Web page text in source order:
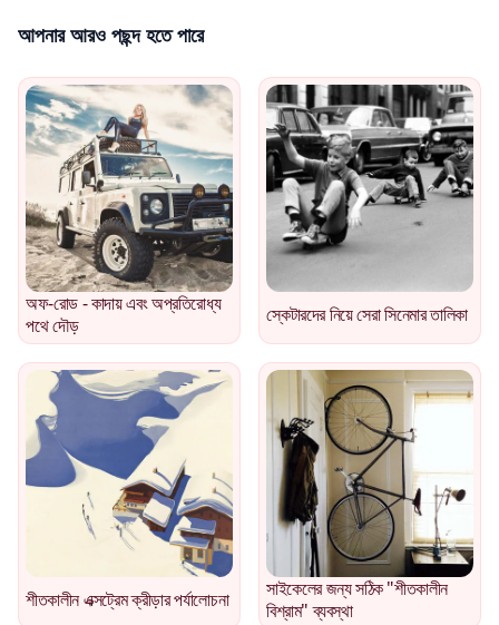
আপনার আরও পছন্দ হতে পারে
অফ-রোড - কাদায় এবং অপ্রতিরোধ্য
পথে দৌড়
স্কেটারদের নিয়ে সেরা সিনেমার তালিকা
শীতকালীন এক্সট্রেম ক্রীড়ার পর্যালোচনা
সাইকেলের জন্য সঠিক "শীতকালীন
বিশ্রাম" ব্যবস্থা